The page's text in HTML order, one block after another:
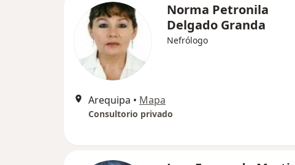
Norma Petronila
Delgado Granda
Nefrólogo
Arequipa • Mapa
Consultorio privado